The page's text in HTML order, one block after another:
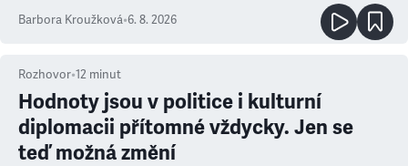
Barbora Kroužková•6. 8. 2026
Rozhovor•12 minut
Hodnoty jsou v politice i kulturní
diplomacii přítomné vždycky. Jen se
teď možná změní